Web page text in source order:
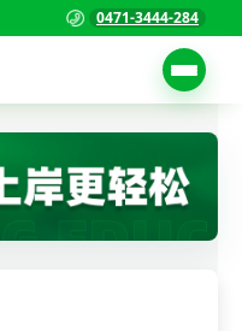
0471-3444-284
考试